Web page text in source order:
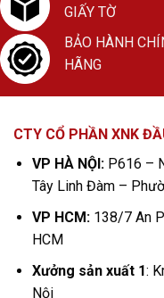
GIẤY TỜ
BẢO HÀNH
HÃNG
CTY CỔ PHẦN XNK
VP HÀ NỘI:P616 –
Tây Linh Đàm –
VP HCM:138/7 An
HCM
Xưởng sản xuất 1:
Nội